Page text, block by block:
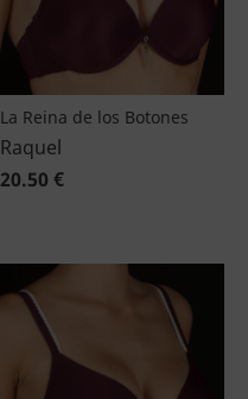
La Reina de los Botones
Raquel
20.50 €